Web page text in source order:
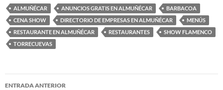
ALMUÑÉCAR ANUNCIOS GRATIS EN ALMUÑÉCAR
BARBACOA
CENA SHOW
DIRECTORIO DE EMPRESAS EN ALMUÑÉCAR
MENÚS
RESTAURANTE EN ALMUÑÉCAR
RESTAURANTES
SHOW FLAMENCO
TORRECUEVAS
ENTRADA ANTERIOR